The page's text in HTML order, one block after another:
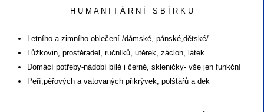
H U M A N I T Á R N Í S B Í R K U
Letního a zimního oblečení /dámské, pánské,dětské/
Lůžkovin, prostěradel, ručníků, utěrek, záclon, látek
Domácí potřeby-nádobí bílé i černé, skleničky- vše jen funkční
Peří,péřových a vatovaných přikrývek, polštářů a dek